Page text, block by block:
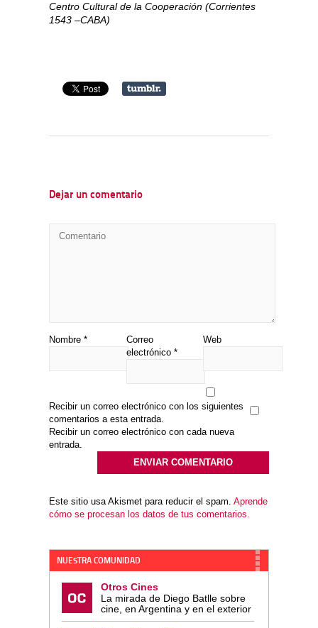
Centro Cultural de la Cooperación (Corrientes
1543 –CABA)
Dejar un comentario
Nombre *
Correo
electrónico *
Web
Recibir un correo electrónico con los siguientes
comentarios a esta entrada.
Recibir un correo electrónico con cada nueva
entrada.
Este sitio usa Akismet para reducir el spam. Aprende
cómo se procesan los datos de tus comentarios.
NUESTRA COMUNIDAD
Otros Cines
La mirada de Diego Batlle sobre
cine, en Argentina y en el exterior